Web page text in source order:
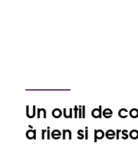
Un outil de
à rien si